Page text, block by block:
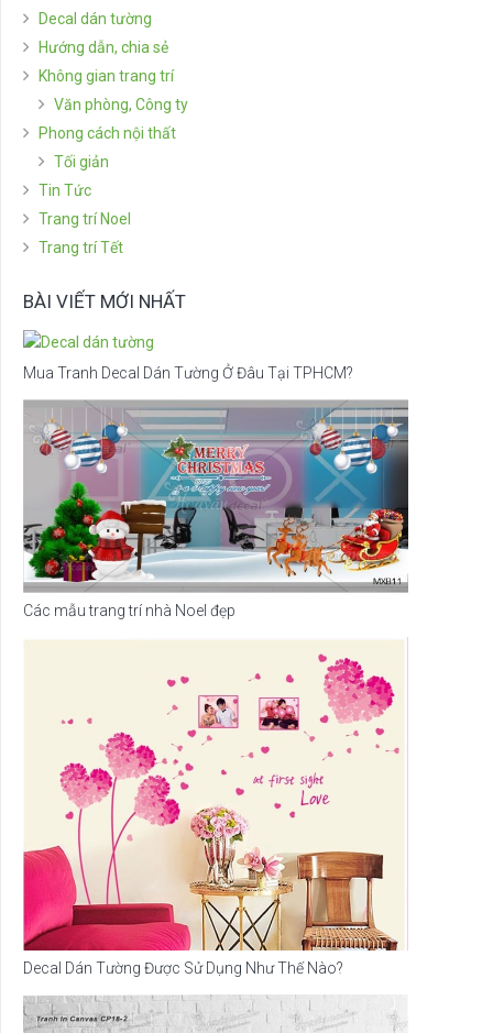
Decal dán tường
Hướng dẫn, chia sẻ
Không gian trang trí
Văn phòng, Công ty
Phong cách nội thất
Tối giản
Tin Tức
Trang trí Noel
Trang trí Tết
BÀI VIẾT MỚI NHẤT
Mua Tranh Decal Dán Tường Ở Đâu Tại TPHCM?
Các mẫu trang trí nhà Noel đẹp
Decal Dán Tường Được Sử Dụng Như Thế Nào?